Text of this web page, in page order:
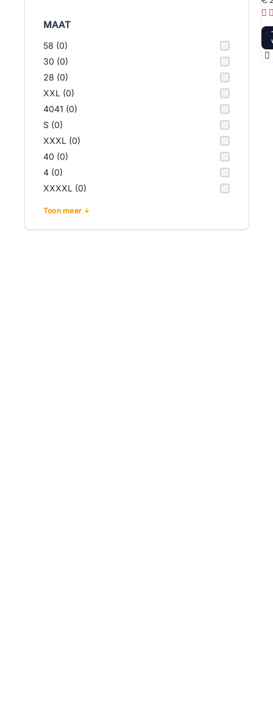
MAAT
58 (0)
30 (0)
28 (0)
XXL (0)
4041 (0)
S (0)
XXXL (0)
40 (0)
4 (0)
XXXXL (0)
Toon meer